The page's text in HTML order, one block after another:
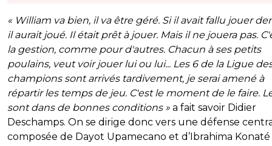
« William va bien, il va être géré. Si il avait fallu jouer
il aurait joué. Il était prêt à jouer. Mais il ne jouera pas.
la gestion, comme pour d'autres. Chacun à ses petits
poulains, veut voir jouer lui ou lui... Les 6 de la Ligue
champions sont arrivés tardivement, je serai amené à
répartir les temps de jeu. C'est le moment de le faire.
sont dans de bonnes conditions » a fait savoir Didier
Deschamps. On se dirige donc vers une défense
composée de Dayot Upamecano et d’Ibrahima